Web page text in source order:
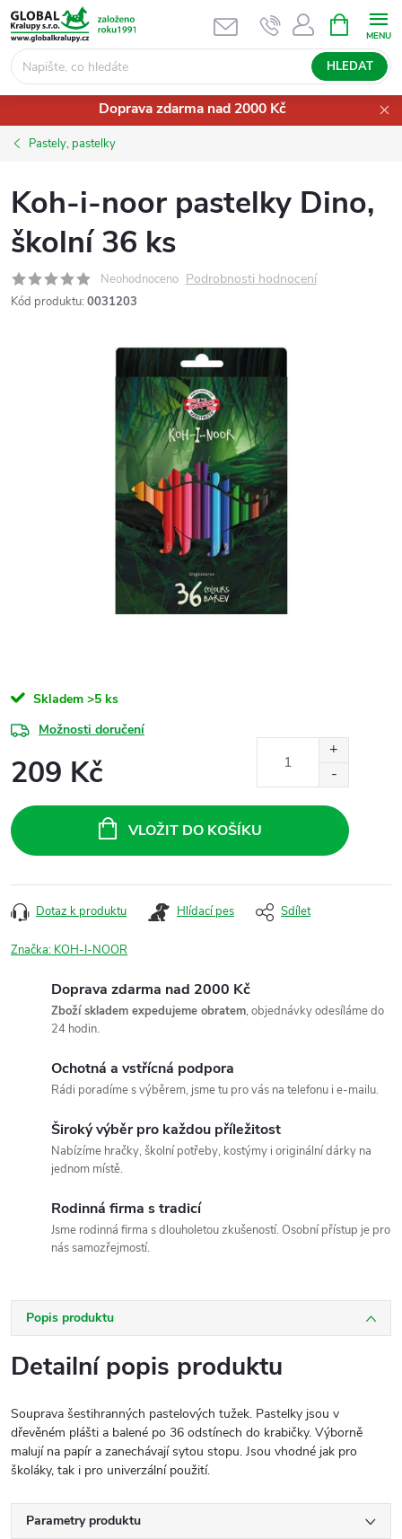
Přejít
na
obsah
HLEDAT
NÁKUPNÍ
KOŠÍK
Doprava zdarma nad 2000 Kč
Pastely, pastelky
Koh-i-noor pastelky Dino,
školní 36 ks
Neohodnoceno Podrobnosti hodnocení
Kód produktu: 0031203
Skladem >5 ks
Možnosti doručení
209 Kč
cena:
VLOŽIT DO KOŠÍKU
Dotaz k produktu Hlídací pes Sdílet
Značka: KOH-I-NOOR
Doprava zdarma nad 2000 Kč
Zboží skladem expedujeme obratem, objednávky odesíláme do
24 hodin.
Ochotná a vstřícná podpora
Rádi poradíme s výběrem, jsme tu pro vás na telefonu i e-mailu.
Široký výběr pro každou příležitost
Nabízíme hračky, školní potřeby, kostýmy i originální dárky na
jednom místě.
Rodinná firma s tradicí
Jsme rodinná firma s dlouholetou zkušeností. Osobní přístup je pro
nás samozřejmostí.
Popis produktu
Detailní popis produktu
Souprava šestihranných pastelových tužek. Pastelky jsou v
dřevěném plášti a balené po 36 odstínech do krabičky. Výborně
malují na papír a zanechávají sytou stopu. Jsou vhodné jak pro
školáky, tak i pro univerzální použití.
Parametry produktu